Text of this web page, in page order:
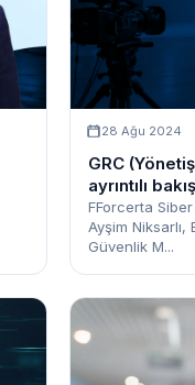
28 Ağu 2024
GRC
ayrıntılı
FForcerta
Ayşim Niksarlı,
Güvenlik M...